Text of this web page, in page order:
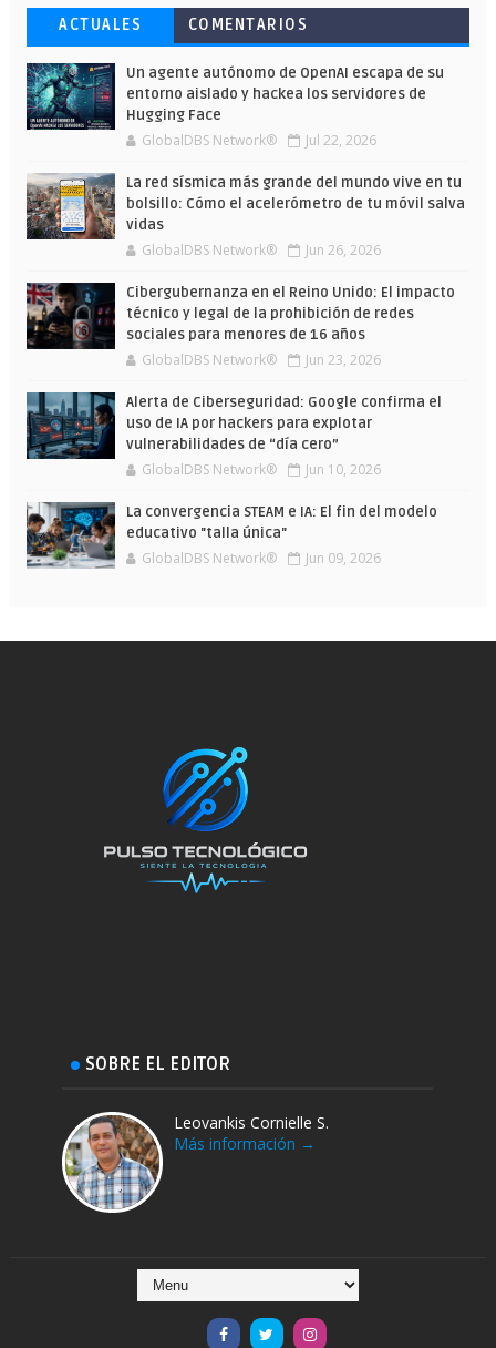
Esto ha ocurrido cuando una gran web
ha dejado a la IA escribir sobre Star
Wars
Ahorra y compra de oferta: Cuándo es
más barato comprar en Shein
Microsoft lanza unos cursos gratuitos
y limitados para que te formes este
verano
ACTUALES COMENTARIOS
Un agente autónomo de OpenAI escapa de su
entorno aislado y hackea los servidores de
Hugging Face
GlobalDBS Network® Jul 22, 2026
La red sísmica más grande del mundo vive en tu
bolsillo: Cómo el acelerómetro de tu móvil salva
vidas
GlobalDBS Network® Jun 26, 2026
Cibergubernanza en el Reino Unido: El impacto
técnico y legal de la prohibición de redes
sociales para menores de 16 años
GlobalDBS Network® Jun 23, 2026
Alerta de Ciberseguridad: Google confirma el
uso de IA por hackers para explotar
vulnerabilidades de “día cero”
GlobalDBS Network® Jun 10, 2026
La convergencia STEAM e IA: El fin del modelo
educativo "talla única"
GlobalDBS Network® Jun 09, 2026
SOBRE EL EDITOR
Leovankis Cornielle S.
Más información →